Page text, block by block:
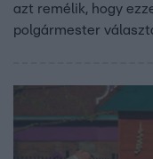
azt remélik, hogy
polgármester